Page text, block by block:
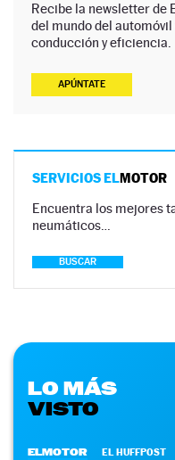
Recibe la newsletter de
del mundo del
conducción y eficiencia.
APÚNTATE
SERVICIOS ELMOTOR
Encuentra los mejores
neumáticos…
BUSCAR
LO MÁS
VISTO
ELMOTOR EL HUFFPOST